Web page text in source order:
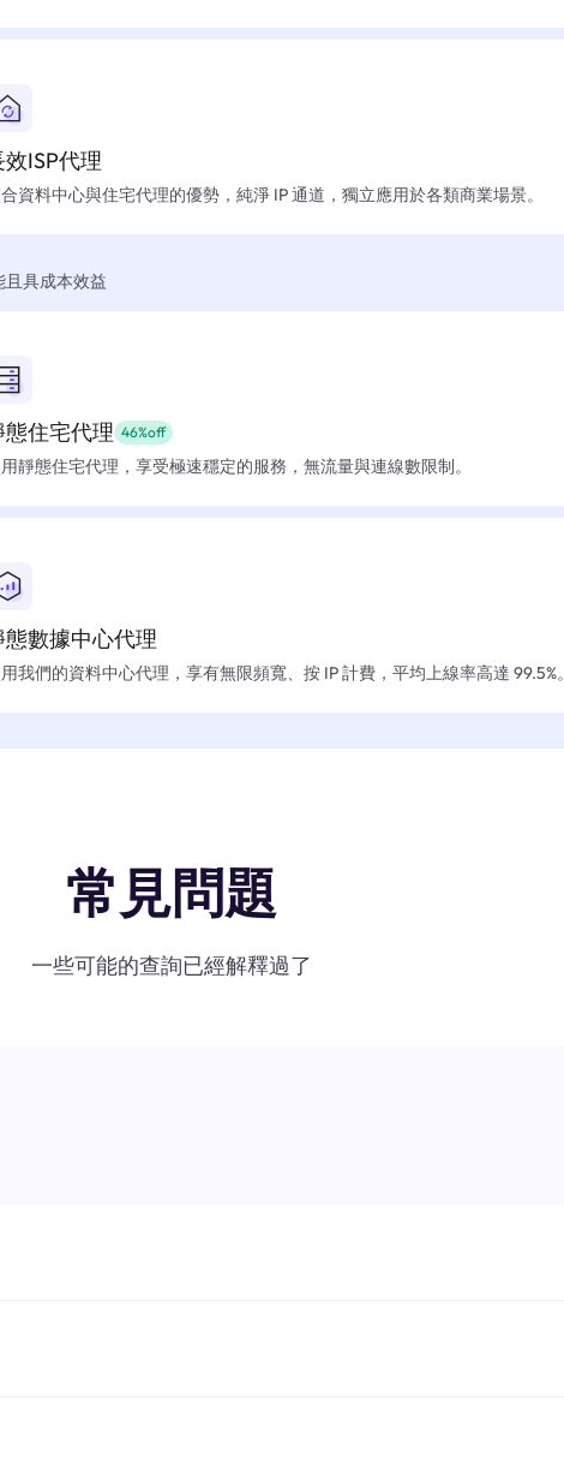
效ISP代理
資料中心與住宅代理的優勢，純淨 IP 通道，獨立應用於各類商業場景。
且具成本效益
態住宅代理 46%off
靜態住宅代理，享受極速穩定的服務，無流量與連線數限制。
態數據中心代理
我們的資料中心代理，享有無限頻寬、按 IP 計費，平均上線率高達 99.5%。
常見問題
一些可能的查詢已經解釋過了